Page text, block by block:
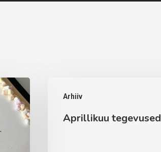
Arhiiv
tegevused
Aprillikuu tegevused